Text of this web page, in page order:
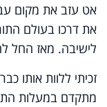
אט עזב את מקום
את דרכו בעולם
לישיבה. מאז החל
זכיתי ללוות אותו
מתקדם במעלות